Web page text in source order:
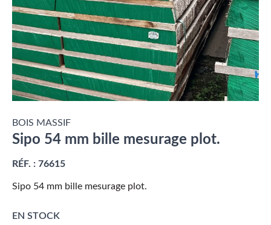
BOIS MASSIF
Sipo 54 mm bille mesurage plot.
RÉF. : 76615
Sipo 54 mm bille mesurage plot.
EN STOCK